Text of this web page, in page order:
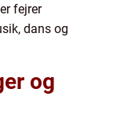
fejrer
dans og
og